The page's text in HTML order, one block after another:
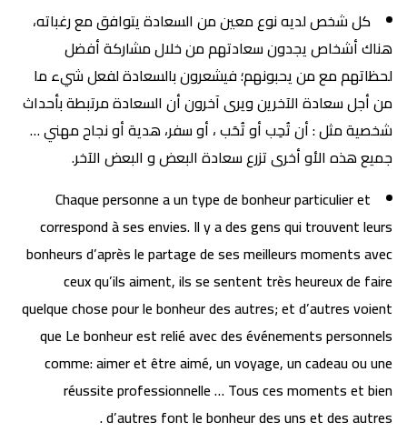
كل شخص لديه نوع معين من السعادة يتوافق مع رغباته،
هناك أشخاص يجدون سعادتهم من خلال مشاركة أفضل
لحظاتهم مع من يحبونهم؛ فيشعرون بالسعادة لفعل شيء ما
من أجل سعادة الآخرين ويرى آخرون أن السعادة مرتبطة بأحداث
شخصية مثل : أن تُحِب أو تُحَب ، أو سفر، هدية أو نجاح مهني …
جميع هذه الأو أخرى تزرع سعادة البعض و البعض الآخر.
Chaque personne a un type de bonheur particulier et
correspond à ses envies. Il y a des gens qui trouvent leurs
bonheurs d’après le partage de ses meilleurs moments avec
ceux qu’ils aiment, ils se sentent très heureux de faire
quelque chose pour le bonheur des autres; et d’autres voient
que Le bonheur est relié avec des événements personnels
comme: aimer et être aimé, un voyage, un cadeau ou une
réussite professionnelle … Tous ces moments et bien
d’autres font le bonheur des uns et des autres .